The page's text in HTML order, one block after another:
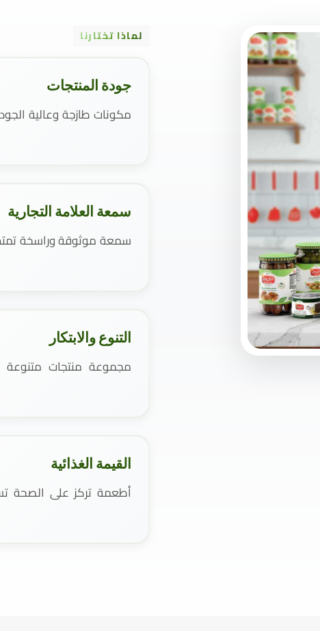
لماذا تختارنا
جودة المنتجات
مكونات طازجة وعالية
سمعة العلامة التجارية
سمعة موثوقة وراسخة
التنوع والابتكار
مجموعة منتجات متنوعة
القيمة الغذائية
أطعمة تركز على الصحة